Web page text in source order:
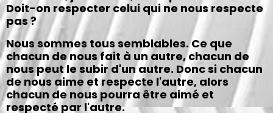
Doit-on respecter celui qui ne nous respecte
pas ?
Nous sommes tous semblables. Ce que
chacun de nous fait à un autre, chacun de
nous peut le subir d'un autre. Donc si chacun
de nous aime et respecte l'autre, alors
chacun de nous pourra être aimé et
respecté par l'autre.